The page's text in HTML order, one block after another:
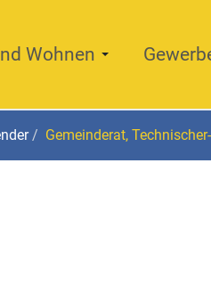
Wohnen
Gemeinderat,